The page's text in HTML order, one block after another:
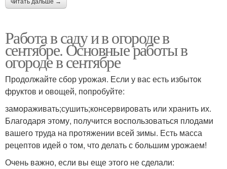
читать дальше →
Работа в саду и в огороде в
сентябре. Основные работы в
огороде в сентябре
Продолжайте сбор урожая. Если у вас есть избыток
фруктов и овощей, попробуйте:
замораживать;сушить;консервировать или хранить их.
Благодаря этому, получится воспользоваться плодами
вашего труда на протяжении всей зимы. Есть масса
рецептов идей о том, что делать с большим урожаем!
Очень важно, если вы еще этого не сделали: